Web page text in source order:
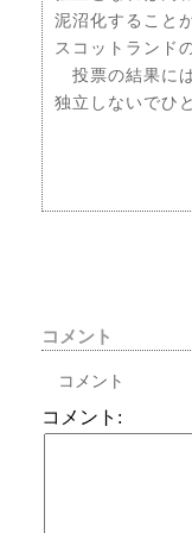
泥沼化すること
スコットランド
投票の結果に
独立しないでひ
コメント
コメント
コメント: